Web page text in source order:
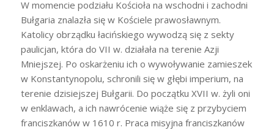
W momencie podziału Kościoła na wschodni i zachodni
Bułgaria znalazła się w Kościele prawosławnym.
Katolicy obrządku łacińskiego wywodzą się z sekty
paulicjan, która do VII w. działała na terenie Azji
Mniejszej. Po oskarżeniu ich o wywoływanie zamieszek
w Konstantynopolu, schronili się w głębi imperium, na
terenie dzisiejszej Bułgarii. Do początku XVII w. żyli oni
w enklawach, a ich nawrócenie wiąże się z przybyciem
franciszkanów w 1610 r. Praca misyjna franciszkanów